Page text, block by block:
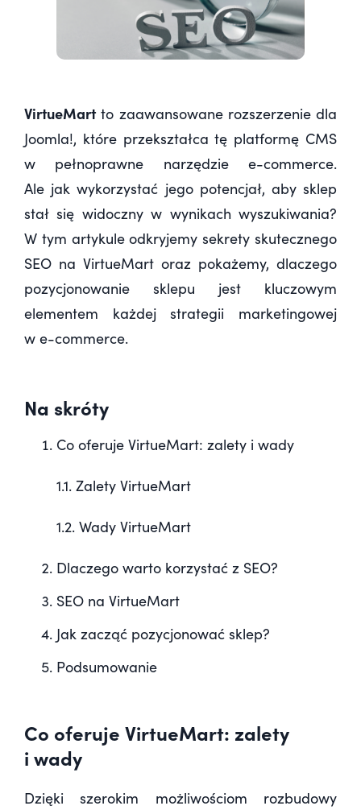
VirtueMartto zaawansowane rozszerzenie dla
Joomla!, które przekształca tę platformę CMS
w pełnoprawne narzędzie e-commerce.
Ale jak wykorzystać jego potencjał, aby sklep
stał się widoczny w wynikach wyszukiwania?
W tym artykule odkryjemy sekrety skutecznego
SEO na VirtueMart oraz pokażemy, dlaczego
pozycjonowanie sklepu jest kluczowym
elementem każdej strategii marketingowej
w e-commerce.
Na skróty
Co oferuje VirtueMart: zalety i wady
1.1. Zalety VirtueMart
1.2. Wady VirtueMart
Dlaczego warto korzystać z SEO?
SEO na VirtueMart
Jak zacząć pozycjonować sklep?
Podsumowanie
Co oferuje VirtueMart: zalety
i wady
Dzięki szerokim możliwościom rozbudowy